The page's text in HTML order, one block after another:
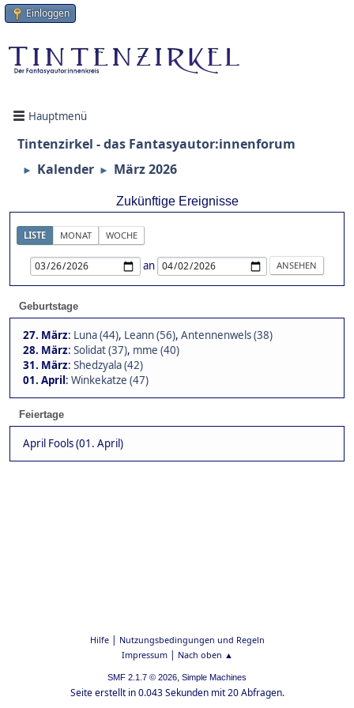
Einloggen
Hauptmenü
Tintenzirkel - das Fantasyautor:innenforum
► Kalender ► März 2026
Zukünftige Ereignisse
LISTE MONAT WOCHE
an
Geburtstage
27. März: Luna (44), Leann (56), Antennenwels (38)
28. März: Solidat (37), mme (40)
31. März: Shedzyala (42)
01. April: Winkekatze (47)
Feiertage
April Fools (01. April)
Hilfe| Nutzungsbedingungen und Regeln
Impressum| Nach oben ▲
SMF 2.1.7 © 2026, Simple Machines
Seite erstellt in 0.043 Sekunden mit 20 Abfragen.